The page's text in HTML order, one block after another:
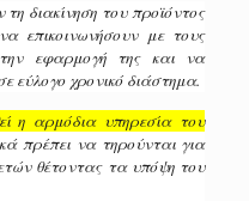
διακίνηση του προϊόντος
επικοινωνήσουν με τους
εφαρμογή της και να
εύλογο χρονικό διάστημα.
η αρμόδια υπηρεσία του
πρέπει να τηρούνται για
θέτοντας τα υπόψη του